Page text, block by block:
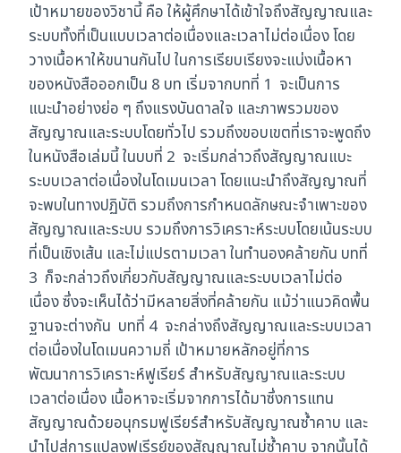
เป้าหมายของวิชานี้ คือ ให้ผู้ศึกษาได้เข้าใจถึงสัญญาณและ
ระบบทั้งที่เป็นแบบเวลาต่อเนื่องและเวลาไม่ต่อเนื่อง โดย
วางเนื้อหาให้ขนานกันไป ในการเรียบเรียงจะแบ่งเนื้อหา
ของหนังสือออกเป็น 8 บท เริ่มจากบทที่ 1 จะเป็นการ
แนะนำอย่างย่อ ๆ ถึงแรงบันดาลใจ และภาพรวมของ
สัญญาณและระบบโดยทั่วไป รวมถึงขอบเขตที่เราจะพูดถึง
ในหนังสือเล่มนี้ ในบบที่ 2 จะเริ่มกล่าวถึงสัญญาณแบะ
ระบบเวลาต่อเนื่องในโดเมนเวลา โดยแนะนำถึงสัญญาณที่
จะพบในทางปฏิบัติ รวมถึงการกำหนดลักษณะจำเพาะของ
สัญญาณและระบบ รวมถึงการวิเคราะห์ระบบโดยเน้นระบบ
ที่เป็นเชิงเส้น และไม่แปรตามเวลา ในทำนองคล้ายกัน บทที่
3 ก็จะกล่าวถึงเกี่ยวกับสัญญาณและระบบเวลาไม่ต่อ
เนื่อง ซึ่งจะเห็นได้ว่ามีหลายสิ่งที่คล้ายกัน แม้ว่าแนวคิดพื้น
ฐานจะต่างกัน บทที่ 4 จะกล่างถึงสัญญาณและระบบเวลา
ต่อเนื่องในโดเมนความถี่ เป้าหมายหลักอยู่ที่การ
พัฒนาการวิเคราะห์ฟูเรียร์ สำหรับสัญญาณและระบบ
เวลาต่อเนื่อง เนื้อหาจะเริ่มจากการได้มาซึ่งการแทน
สัญญาณด้วยอนุกรมฟูเรียร์สำหรับสัญญาณซ้ำคาบ และ
นำไปสู่การแปลงฟูเรีรย์ของสัญญาณไม่ซ้ำคาบ จากนั้นได้